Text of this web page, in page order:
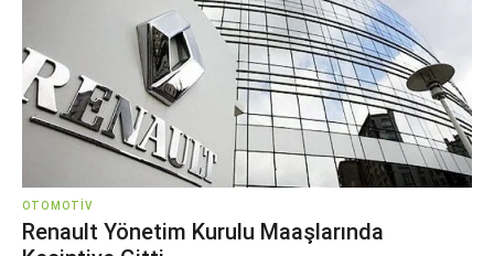
OTOMOTIV
Renault Yönetim Kurulu Maaşlarında